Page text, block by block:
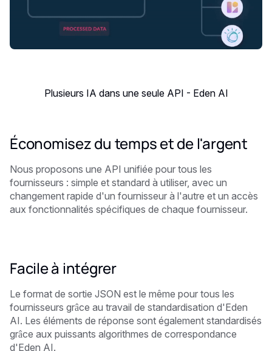
Plusieurs IA dans une seule API - Eden AI
Économisez du temps et de l'argent
Nous proposons une API unifiée pour tous les
fournisseurs : simple et standard à utiliser, avec un
changement rapide d'un fournisseur à l'autre et un accès
aux fonctionnalités spécifiques de chaque fournisseur.
Facile à intégrer
Le format de sortie JSON est le même pour tous les
fournisseurs grâce au travail de standardisation d'Eden
AI. Les éléments de réponse sont également standardisés
grâce aux puissants algorithmes de correspondance
d'Eden AI.